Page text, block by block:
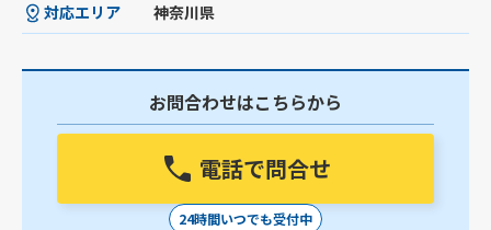
対応エリア
神奈川県
お問合わせはこちらから
電話で問合せ
24時間いつでも受付中